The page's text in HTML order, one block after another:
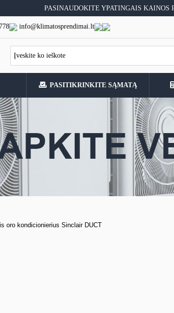
PASINAUDOKITE YPATINGAIS
info@klimatosprendimai.lt
PASITIKRINKITE SĄMATĄ
oro kondicionierius Sinclair DUCT